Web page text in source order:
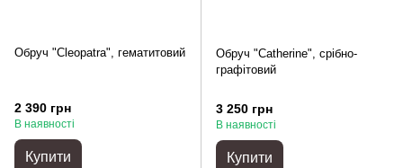
Обруч "Cleopatra", гематитовий
2 390 грн
В наявності
Купити
Обруч "Catherine", срібно-
графітовий
3 250 грн
В наявності
Купити